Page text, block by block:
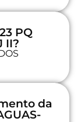
PQ
II?
da